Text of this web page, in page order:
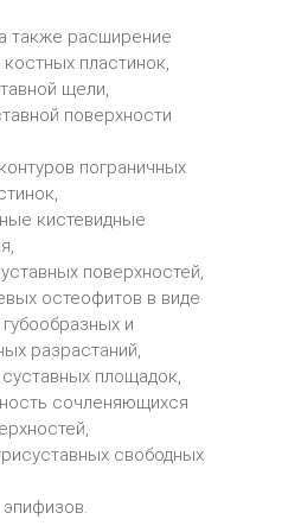
также расширение
пластинок,
щели,
поверхности
пограничных
кистевидные
поверхностей,
остеофитов в виде
и
разрастаний,
площадок,
сочленяющихся
свободных